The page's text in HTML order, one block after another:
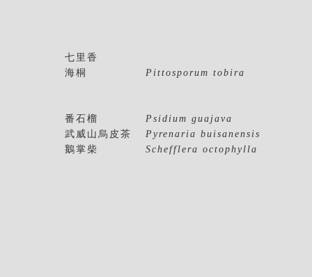
七里香
海桐
Pittosporum tobira
番石榴
Psidium guajava
武威山烏皮茶
Pyrenaria buisanensis
鵝掌柴
Schefflera octophylla